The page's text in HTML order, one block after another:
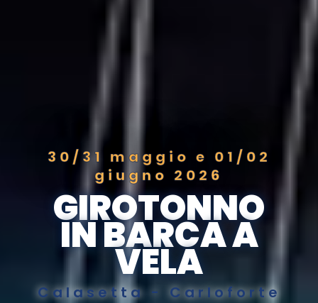
30/31 maggio e 01/02
giugno 2026
GIROTONNO
IN BARCA A
VELA
Calasetta - Carloforte